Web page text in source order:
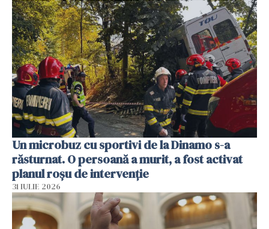
Un microbuz cu sportivi de la Dinamo s-a
răsturnat. O persoană a murit, a fost activat
planul roșu de intervenție
31 IULIE 2026